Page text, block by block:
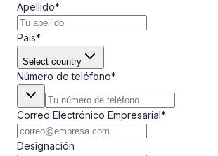
Apellido*
País*
Select country
Número de teléfono*
Correo Electrónico Empresarial*
Designación